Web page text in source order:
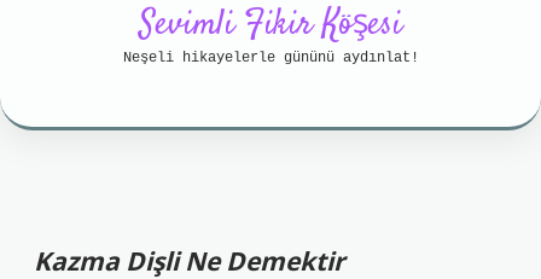
Sevimli Fikir Köşesi
Neşeli hikayelerle gününü aydınlat!
Kazma Dişli Ne Demektir